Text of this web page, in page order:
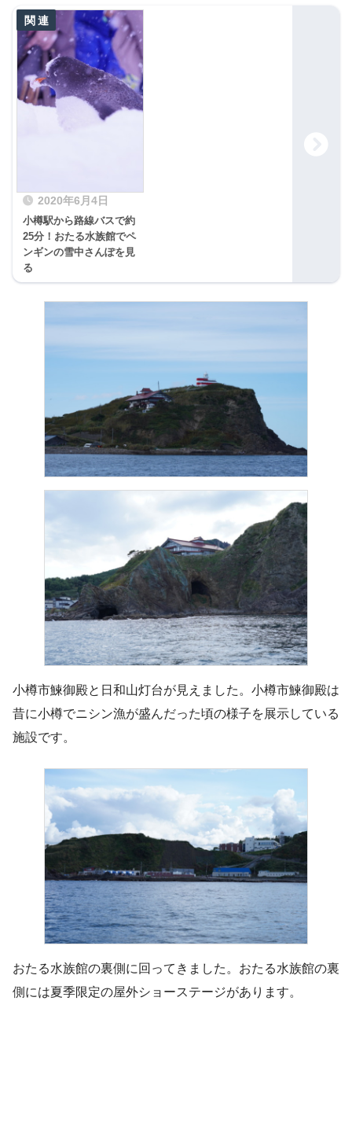
2020年6月4日
小樽駅から路線バスで約
25分！おたる水族館でペ
ンギンの雪中さんぽを見
る
小樽市鰊御殿と日和山灯台が見えました。小樽市鰊御殿は
昔に小樽でニシン漁が盛んだった頃の様子を展示している
施設です。
おたる水族館の裏側に回ってきました。おたる水族館の裏
側には夏季限定の屋外ショーステージがあります。